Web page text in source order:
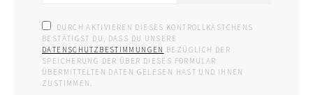
DURCH AKTIVIEREN DIESES KONTROLLKÄSTCHENS
BESTÄTIGST DU, DASS DU UNSERE
DATENSCHUTZBESTIMMUNGEN BEZÜGLICH DER
SPEICHERUNG DER ÜBER DIESES FORMULAR
ÜBERMITTELTEN DATEN GELESEN HAST UND IHNEN
ZUSTIMMEN.